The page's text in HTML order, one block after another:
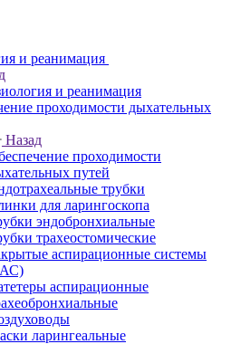
и реанимация
и реанимация
проходимости дыхательных
Назад
проходимости
путей
трубки
для ларингоскопа
эндобронхиальные
трахеостомические
аспирационные системы
аспирационные
ларингеальные